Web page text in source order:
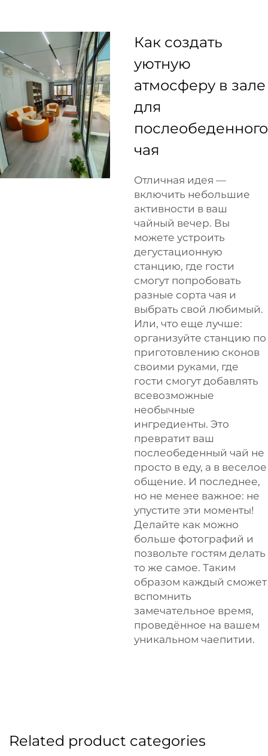
Как создать
уютную
атмосферу в зале
для
послеобеденного
чая
Отличная идея —
включить небольшие
активности в ваш
чайный вечер. Вы
можете устроить
дегустационную
станцию, где гости
смогут попробовать
разные сорта чая и
выбрать свой любимый.
Или, что еще лучше:
организуйте станцию по
приготовлению сконов
своими руками, где
гости смогут добавлять
всевозможные
необычные
ингредиенты. Это
превратит ваш
послеобеденный чай не
просто в еду, а в веселое
общение. И последнее,
но не менее важное: не
упустите эти моменты!
Делайте как можно
больше фотографий и
позвольте гостям делать
то же самое. Таким
образом каждый сможет
вспомнить
замечательное время,
проведённое на вашем
уникальном чаепитии.
Related product categories